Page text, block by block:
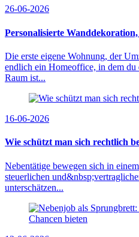
26-06-2026
Personalisierte
Die erste eigene Wohnung, der
endlich ein Homeoffice, in dem
Raum ist...
16-06-2026
Wie schützt man sich rechtlich
Nebentätige bewegen sich in
steuerlichen
unterschätzen...